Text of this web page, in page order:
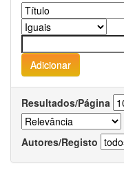
Resultados/Página
Autores/Registo